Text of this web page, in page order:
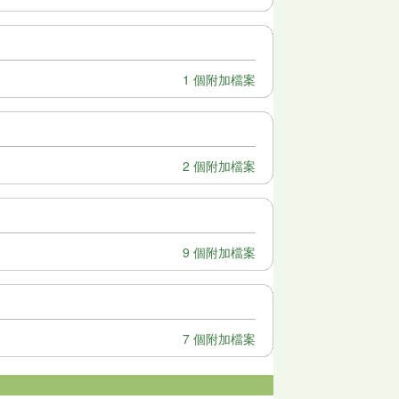
1 個附加檔案
2 個附加檔案
9 個附加檔案
7 個附加檔案